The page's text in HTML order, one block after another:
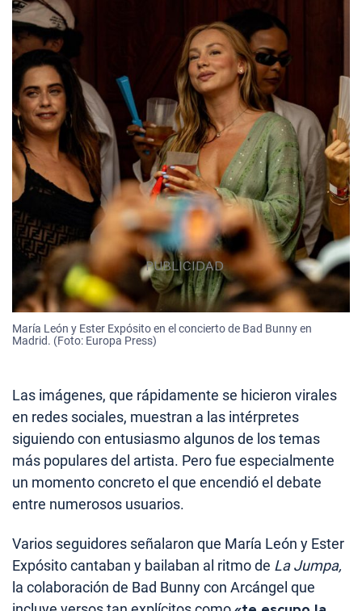
María León y Ester Expósito en el concierto de Bad Bunny en
Madrid. (Foto: Europa Press)
Las imágenes, que rápidamente se hicieron virales
en redes sociales, muestran a las intérpretes
siguiendo con entusiasmo algunos de los temas
más populares del artista. Pero fue especialmente
un momento concreto el que encendió el debate
entre numerosos usuarios.
Varios seguidores señalaron que María León y Ester
Expósito cantaban y bailaban al ritmo de La Jumpa,
la colaboración de Bad Bunny con Arcángel que